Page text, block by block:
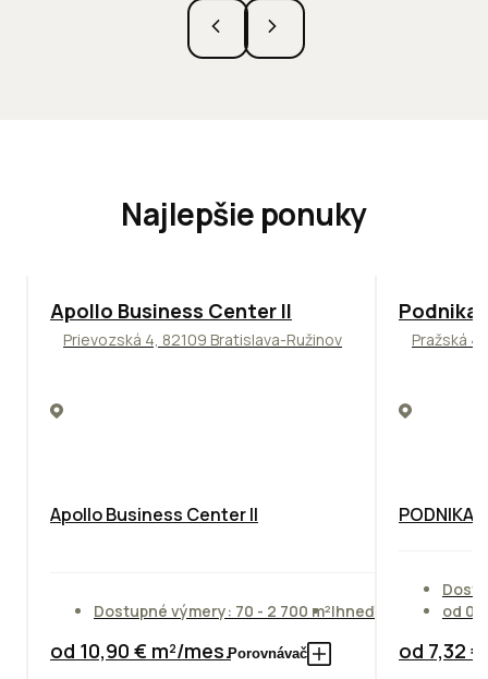
Najlepšie ponuky
TOP NOVINKA ODPORÚČAME
Apollo Business Center II
Prievozská 4, 82109 Bratislava-Ružinov
Apollo Business Center II
Dostupné výmery: 70 - 2 700 m²Ihneď
od 10,90 € m²/mes.Porovnávač
Pražská
od
od 7,32